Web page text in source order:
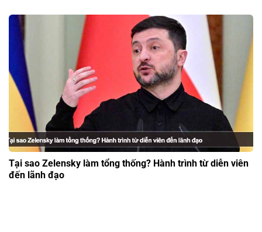
Tại sao Zelensky làm tổng thống? Hành trình từ diễn viên
đến lãnh đạo